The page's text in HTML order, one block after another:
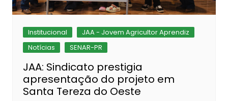
Institucional
JAA - Jovem Agricultor Aprendiz
Notícias
SENAR-PR
JAA: Sindicato prestigia
apresentação do projeto em
Santa Tereza do Oeste